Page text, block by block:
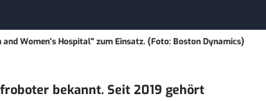
Women's Hospital" zum Einsatz. (Foto: Boston Dynamics)
bekannt. Seit 2019 gehört